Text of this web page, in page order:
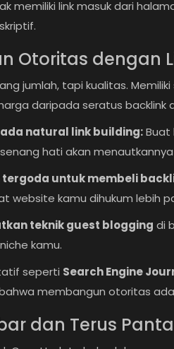
memiliki link masuk dari
Otoritas dengan
jumlah, tapi kualitas.
daripada seratus backlink
natural link building:Buat
hati akan
tergoda untuk membeli
website kamu dihukum lebih
teknik guest blogging di
kamu.
seperti Search Engine
membangun otoritas
dan Terus